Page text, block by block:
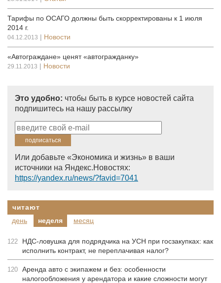
Тарифы по ОСАГО должны быть скорректированы к 1 июля
2014 г.
04.12.2013 | Новости
«Автограждане» ценят «автогражданку»
29.11.2013 | Новости
Это удобно: чтобы быть в курсе новостей сайта
подпишитесь на нашу рассылку
Или добавьте «Экономика и жизнь» в ваши
источники на Яндекс.Новостях:
https://yandex.ru/news/?favid=7041
читают
день
неделя месяц
122
НДС-ловушка для подрядчика на УСН при госзакупках: как
исполнить контракт, не переплачивая налог?
120 Аренда авто с экипажем и без: особенности
налогообложения у арендатора и какие сложности могут